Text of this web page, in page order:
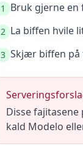
1 Bruk gjerne en
2 La biffen hvile
3 Skjær biffen på
Disse
kald Modelo